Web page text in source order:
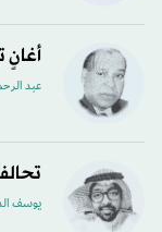
أغانٍ
عبد
يوسف